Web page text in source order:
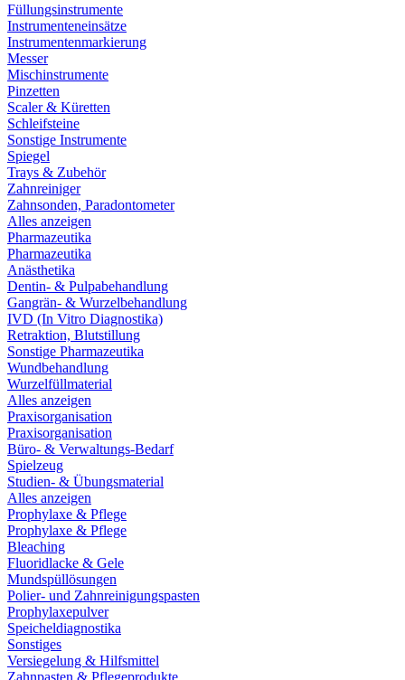
Füllungsinstrumente
Instrumenteneinsätze
Instrumentenmarkierung
Messer
Mischinstrumente
Pinzetten
Scaler & Küretten
Schleifsteine
Sonstige Instrumente
Spiegel
Trays & Zubehör
Zahnreiniger
Zahnsonden, Paradontometer
Alles anzeigen
Pharmazeutika
Pharmazeutika
Anästhetika
Dentin- & Pulpabehandlung
Gangrän- & Wurzelbehandlung
IVD (In Vitro Diagnostika)
Retraktion, Blutstillung
Sonstige Pharmazeutika
Wundbehandlung
Wurzelfüllmaterial
Alles anzeigen
Praxisorganisation
Praxisorganisation
Büro- & Verwaltungs-Bedarf
Spielzeug
Studien- & Übungsmaterial
Alles anzeigen
Prophylaxe & Pflege
Prophylaxe & Pflege
Bleaching
Fluoridlacke & Gele
Mundspüllösungen
Polier- und Zahnreinigungspasten
Prophylaxepulver
Speicheldiagnostika
Sonstiges
Versiegelung & Hilfsmittel
Zahnpasten & Pflegeprodukte